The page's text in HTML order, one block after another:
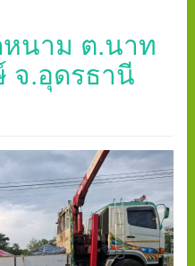
หนาม ต.นาท
จ.อุดรธานี